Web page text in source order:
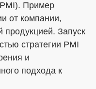
Пример
от компании,
продукцией. Запуск
стратегии PMI
и
подхода к